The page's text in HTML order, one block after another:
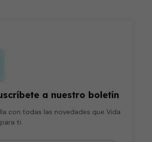
a nuestro boletín
con todas las novedades que Vida
ti.